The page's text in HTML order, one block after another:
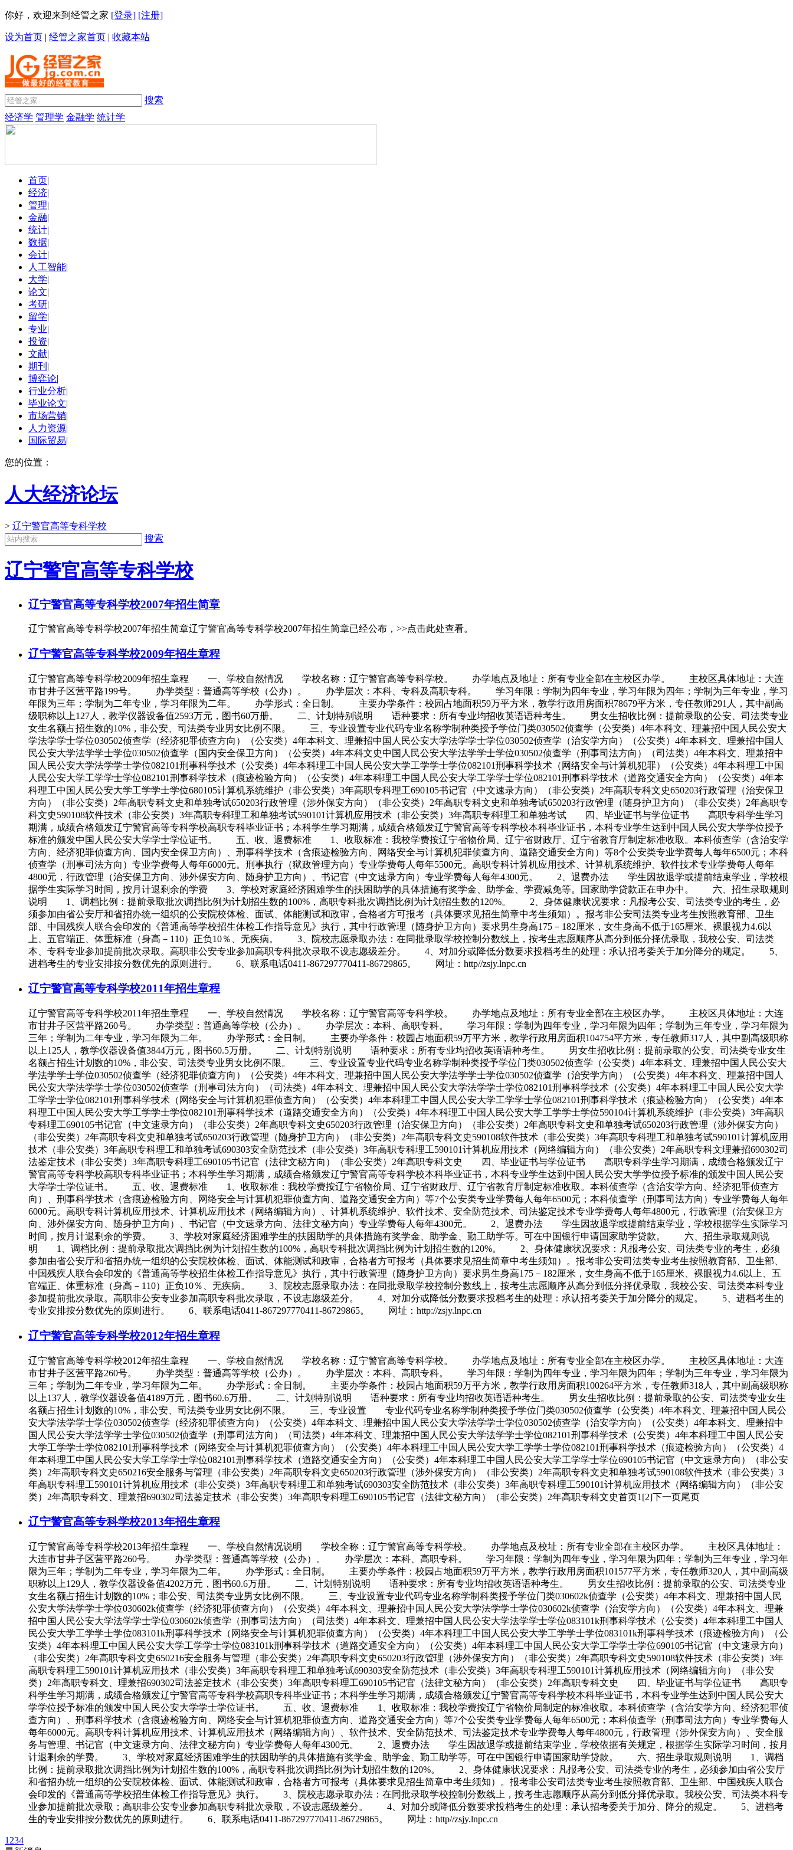
你好，欢迎来到经管之家 [登录] [注册]
设为首页 | 经管之家首页 | 收藏本站
搜索
经济学 管理学 金融学 统计学
首页|
经济|
管理|
金融|
统计|
数据|
会计|
人工智能|
大学|
论文|
考研|
留学|
专业|
投资|
文献|
期刊 |
博弈论|
行业分析|
毕业论文|
市场营销|
人力资源|
国际贸易|
您的位置：
人大经济论坛
> 辽宁警官高等专科学校
搜索
辽宁警官高等专科学校
辽宁警官高等专科学校2007年招生简章
辽宁警官高等专科学校2007年招生简章辽宁警官高等专科学校2007年招生简章已经公布，>>点击此处查看。
辽宁警官高等专科学校2009年招生章程
辽宁警官高等专科学校2009年招生章程 一、学校自然情况 学校名称：辽宁警官高等专科学校。 办学地点及地址：所有专业全部在主校区办学。 主校区具体地址：大连
市甘井子区营平路199号。 办学类型：普通高等学校（公办）。 办学层次：本科、专科及高职专科。 学习年限：学制为四年专业，学习年限为四年；学制为三年专业，学习
年限为三年；学制为二年专业，学习年限为二年。 办学形式：全日制。 主要办学条件：校园占地面积59万平方米，教学行政用房面积78679平方米，专任教师291人，其中副高
级职称以上127人，教学仪器设备值2593万元，图书60万册。 二、计划特别说明 语种要求：所有专业均招收英语语种考生。 男女生招收比例：提前录取的公安、司法类专业
女生名额占招生数的10%，非公安、司法类专业男女比例不限。 三、专业设置专业代码专业名称学制种类授予学位门类030502侦查学（公安类）4年本科文、理兼招中国人民公安大
学法学学士学位030502侦查学（经济犯罪侦查方向）（公安类）4年本科文、理兼招中国人民公安大学法学学士学位030502侦查学（治安学方向）（公安类）4年本科文、理兼招中国人
民公安大学法学学士学位030502侦查学（国内安全保卫方向）（公安类）4年本科文史中国人民公安大学法学学士学位030502侦查学（刑事司法方向）（司法类）4年本科文、理兼招中
国人民公安大学法学学士学位082101刑事科学技术（公安类）4年本科理工中国人民公安大学工学学士学位082101刑事科学技术（网络安全与计算机犯罪）（公安类）4年本科理工中国
人民公安大学工学学士学位082101刑事科学技术（痕迹检验方向）（公安类）4年本科理工中国人民公安大学工学学士学位082101刑事科学技术（道路交通安全方向）（公安类）4年本
科理工中国人民公安大学工学学士学位680105计算机系统维护（非公安类）3年高职专科理工690105书记官（中文速录方向）（非公安类）2年高职专科文史650203行政管理（治安保卫
方向）（非公安类）2年高职专科文史和单独考试650203行政管理（涉外保安方向）（非公安类）2年高职专科文史和单独考试650203行政管理（随身护卫方向）（非公安类）2年高职专
科文史590108软件技术（非公安类）3年高职专科理工和单独考试590101计算机应用技术（非公安类）3年高职专科理工和单独考试 四、毕业证书与学位证书 高职专科学生学习
期满，成绩合格颁发辽宁警官高等专科学校高职专科毕业证书；本科学生学习期满，成绩合格颁发辽宁警官高等专科学校本科毕业证书，本科专业学生达到中国人民公安大学学位授予
标准的颁发中国人民公安大学学士学位证书。 五、收、退费标准 1、收取标准：我校学费按辽宁省物价局、辽宁省财政厅、辽宁省教育厅制定标准收取。本科侦查学（含治安学
方向、经济犯罪侦查方向、国内安全保卫方向）、刑事科学技术（含痕迹检验方向、网络安全与计算机犯罪侦查方向、道路交通安全方向）等8个公安类专业学费每人每年6500元；本科
侦查学（刑事司法方向）专业学费每人每年6000元。刑事执行（狱政管理方向）专业学费每人每年5500元。高职专科计算机应用技术、计算机系统维护、软件技术专业学费每人每年
4800元，行政管理（治安保卫方向、涉外保安方向、随身护卫方向）、书记官（中文速录方向）专业学费每人每年4300元。 2、退费办法 学生因故退学或提前结束学业，学校根
据学生实际学习时间，按月计退剩余的学费 3、学校对家庭经济困难学生的扶困助学的具体措施有奖学金、助学金、学费减免等。国家助学贷款正在申办中。 六、招生录取规则
说明 1、调档比例：提前录取批次调挡比例为计划招生数的100%，高职专科批次调挡比例为计划招生数的120%。 2、身体健康状况要求：凡报考公安、司法类专业的考生，必
须参加由省公安厅和省招办统一组织的公安院校体检、面试、体能测试和政审，合格者方可报考（具体要求见招生简章中考生须知）。报考非公安司法类专业考生按照教育部、卫生
部、中国残疾人联合会印发的《普通高等学校招生体检工作指导意见》执行，其中行政管理（随身护卫方向）要求男生身高175－182厘米，女生身高不低于165厘米、裸眼视力4.6以
上、五官端正、体重标准（身高－110）正负10％、无疾病。 3、院校志愿录取办法：在同批录取学校控制分数线上，按考生志愿顺序从高分到低分择优录取，我校公安、司法类
本、专科专业参加提前批次录取。高职非公安专业参加高职专科批次录取不设志愿级差分。 4、对加分或降低分数要求投档考生的处理：承认招考委关于加分降分的规定。 5、
进档考生的专业安排按分数优先的原则进行。 6、联系电话0411-867297770411-86729865。 网址：http//zsjy.lnpc.cn
辽宁警官高等专科学校2011年招生章程
辽宁警官高等专科学校2011年招生章程 一、学校自然情况 学校名称：辽宁警官高等专科学校。 办学地点及地址：所有专业全部在主校区办学。 主校区具体地址：大连
市甘井子区营平路260号。 办学类型：普通高等学校（公办）。 办学层次：本科、高职专科。 学习年限：学制为四年专业，学习年限为四年；学制为三年专业，学习年限为
三年；学制为二年专业，学习年限为二年。 办学形式：全日制。 主要办学条件：校园占地面积59万平方米，教学行政用房面积104754平方米，专任教师317人，其中副高级职称
以上125人，教学仪器设备值3844万元，图书60.5万册。 二、计划特别说明 语种要求：所有专业均招收英语语种考生。 男女生招收比例：提前录取的公安、司法类专业女生
名额占招生计划数的10%，非公安、司法类专业男女比例不限。 三、专业设置专业代码专业名称学制种类授予学位门类030502侦查学（公安类）4年本科文、理兼招中国人民公安大
学法学学士学位030502侦查学（经济犯罪侦查方向）（公安类）4年本科文、理兼招中国人民公安大学法学学士学位030502侦查学（治安学方向）（公安类）4年本科文、理兼招中国人
民公安大学法学学士学位030502侦查学（刑事司法方向）（司法类）4年本科文、理兼招中国人民公安大学法学学士学位082101刑事科学技术（公安类）4年本科理工中国人民公安大学
工学学士学位082101刑事科学技术（网络安全与计算机犯罪侦查方向）（公安类）4年本科理工中国人民公安大学工学学士学位082101刑事科学技术（痕迹检验方向）（公安类）4年本
科理工中国人民公安大学工学学士学位082101刑事科学技术（道路交通安全方向）（公安类）4年本科理工中国人民公安大学工学学士学位590104计算机系统维护（非公安类）3年高职
专科理工690105书记官（中文速录方向）（非公安类）2年高职专科文史650203行政管理（治安保卫方向）（非公安类）2年高职专科文史和单独考试650203行政管理（涉外保安方向）
（非公安类）2年高职专科文史和单独考试650203行政管理（随身护卫方向）（非公安类）2年高职专科文史590108软件技术（非公安类）3年高职专科理工和单独考试590101计算机应用
技术（非公安类）3年高职专科理工和单独考试690303安全防范技术（非公安类）3年高职专科理工590101计算机应用技术（网络编辑方向）（非公安类）2年高职专科文理兼招690302司
法鉴定技术（非公安类）3年高职专科理工690105书记官（法律文秘方向）（非公安类）2年高职专科文史 四、毕业证书与学位证书 高职专科学生学习期满，成绩合格颁发辽宁
警官高等专科学校高职专科毕业证书；本科学生学习期满，成绩合格颁发辽宁警官高等专科学校本科毕业证书，本科专业学生达到中国人民公安大学学位授予标准的颁发中国人民公安
大学学士学位证书。 五、收、退费标准 1、收取标准：我校学费按辽宁省物价局、辽宁省财政厅、辽宁省教育厅制定标准收取。本科侦查学（含治安学方向、经济犯罪侦查方
向）、刑事科学技术（含痕迹检验方向、网络安全与计算机犯罪侦查方向、道路交通安全方向）等7个公安类专业学费每人每年6500元；本科侦查学（刑事司法方向）专业学费每人每年
6000元。高职专科计算机应用技术、计算机应用技术（网络编辑方向）、计算机系统维护、软件技术、安全防范技术、司法鉴定技术专业学费每人每年4800元，行政管理（治安保卫方
向、涉外保安方向、随身护卫方向）、书记官（中文速录方向、法律文秘方向）专业学费每人每年4300元。 2、退费办法 学生因故退学或提前结束学业，学校根据学生实际学习
时间，按月计退剩余的学费。 3、学校对家庭经济困难学生的扶困助学的具体措施有奖学金、助学金、勤工助学等。可在中国银行申请国家助学贷款。 六、招生录取规则说
明 1、调档比例：提前录取批次调挡比例为计划招生数的100%，高职专科批次调挡比例为计划招生数的120%。 2、身体健康状况要求：凡报考公安、司法类专业的考生，必须
参加由省公安厅和省招办统一组织的公安院校体检、面试、体能测试和政审，合格者方可报考（具体要求见招生简章中考生须知）。报考非公安司法类专业考生按照教育部、卫生部、
中国残疾人联合会印发的《普通高等学校招生体检工作指导意见》执行，其中行政管理（随身护卫方向）要求男生身高175－182厘米，女生身高不低于165厘米、裸眼视力4.6以上、五
官端正、体重标准（身高－110）正负10％、无疾病。 3、院校志愿录取办法：在同批录取学校控制分数线上，按考生志愿顺序从高分到低分择优录取，我校公安、司法类本科专业
参加提前批次录取。高职非公安专业参加高职专科批次录取，不设志愿级差分。 4、对加分或降低分数要求投档考生的处理：承认招考委关于加分降分的规定。 5、进档考生的
专业安排按分数优先的原则进行。 6、联系电话0411-867297770411-86729865。 网址：http://zsjy.lnpc.cn
辽宁警官高等专科学校2012年招生章程
辽宁警官高等专科学校2012年招生章程 一、学校自然情况 学校名称：辽宁警官高等专科学校。 办学地点及地址：所有专业全部在主校区办学。 主校区具体地址：大连
市甘井子区营平路260号。 办学类型：普通高等学校（公办）。 办学层次：本科、高职专科。 学习年限：学制为四年专业，学习年限为四年；学制为三年专业，学习年限为
三年；学制为二年专业，学习年限为二年。 办学形式：全日制。 主要办学条件：校园占地面积59万平方米，教学行政用房面积100264平方米，专任教师318人，其中副高级职称
以上137人，教学仪器设备值4189万元，图书60.6万册。 二、计划特别说明 语种要求：所有专业均招收英语语种考生。 男女生招收比例：提前录取的公安、司法类专业女生
名额占招生计划数的10%，非公安、司法类专业男女比例不限。 三、专业设置 专业代码专业名称学制种类授予学位门类030502侦查学（公安类）4年本科文、理兼招中国人民公
安大学法学学士学位030502侦查学（经济犯罪侦查方向）（公安类）4年本科文、理兼招中国人民公安大学法学学士学位030502侦查学（治安学方向）（公安类）4年本科文、理兼招中
国人民公安大学法学学士学位030502侦查学（刑事司法方向）（司法类）4年本科文、理兼招中国人民公安大学法学学士学位082101刑事科学技术（公安类）4年本科理工中国人民公安
大学工学学士学位082101刑事科学技术（网络安全与计算机犯罪侦查方向）（公安类）4年本科理工中国人民公安大学工学学士学位082101刑事科学技术（痕迹检验方向）（公安类）4
年本科理工中国人民公安大学工学学士学位082101刑事科学技术（道路交通安全方向）（公安类）4年本科理工中国人民公安大学工学学士学位690105书记官（中文速录方向）（非公安
类）2年高职专科文史650216安全服务与管理（非公安类）2年高职专科文史650203行政管理（涉外保安方向）（非公安类）2年高职专科文史和单独考试590108软件技术（非公安类）3
年高职专科理工590101计算机应用技术（非公安类）3年高职专科理工和单独考试690303安全防范技术（非公安类）3年高职专科理工590101计算机应用技术（网络编辑方向）（非公安
类）2年高职专科文、理兼招690302司法鉴定技术（非公安类）3年高职专科理工690105书记官（法律文秘方向）（非公安类）2年高职专科文史首页1[2]下一页尾页
辽宁警官高等专科学校2013年招生章程
辽宁警官高等专科学校2013年招生章程 一、学校自然情况说明 学校全称：辽宁警官高等专科学校。 办学地点及校址：所有专业全部在主校区办学。 主校区具体地址：
大连市甘井子区营平路260号。 办学类型：普通高等学校（公办）。 办学层次：本科、高职专科。 学习年限：学制为四年专业，学习年限为四年；学制为三年专业，学习年
限为三年；学制为二年专业，学习年限为二年。 办学形式：全日制。 主要办学条件：校园占地面积59万平方米，教学行政用房面积101577平方米，专任教师320人，其中副高级
职称以上129人，教学仪器设备值4202万元，图书60.6万册。 二、计划特别说明 语种要求：所有专业均招收英语语种考生。 男女生招收比例：提前录取的公安、司法类专业
女生名额占招生计划数的10%；非公安、司法类专业男女比例不限。 三、专业设置专业代码专业名称学制科类授予学位门类030602k侦查学（公安类）4年本科文、理兼招中国人民
公安大学法学学士学位030602k侦查学（经济犯罪侦查方向）（公安类）4年本科文、理兼招中国人民公安大学法学学士学位030602k侦查学（治安学方向）（公安类）4年本科文、理兼
招中国人民公安大学法学学士学位030602k侦查学（刑事司法方向）（司法类）4年本科文、理兼招中国人民公安大学法学学士学位083101k刑事科学技术（公安类）4年本科理工中国人
民公安大学工学学士学位083101k刑事科学技术（网络安全与计算机犯罪侦查方向）（公安类）4年本科理工中国人民公安大学工学学士学位083101k刑事科学技术（痕迹检验方向）（公
安类）4年本科理工中国人民公安大学工学学士学位083101k刑事科学技术（道路交通安全方向）（公安类）4年本科理工中国人民公安大学工学学士学位690105书记官（中文速录方向）
（非公安类）2年高职专科文史650216安全服务与管理（非公安类）2年高职专科文史650203行政管理（涉外保安方向）（非公安类）2年高职专科文史590108软件技术（非公安类）3年
高职专科理工590101计算机应用技术（非公安类）3年高职专科理工和单独考试690303安全防范技术（非公安类）3年高职专科理工590101计算机应用技术（网络编辑方向）（非公安
类）2年高职专科文、理兼招690302司法鉴定技术（非公安类）3年高职专科理工690105书记官（法律文秘方向）（非公安类）2年高职专科文史 四、毕业证书与学位证书 高职专
科学生学习期满，成绩合格颁发辽宁警官高等专科学校高职专科毕业证书；本科学生学习期满，成绩合格颁发辽宁警官高等专科学校本科毕业证书，本科专业学生达到中国人民公安大
学学位授予标准的颁发中国人民公安大学学士学位证书。 五、收、退费标准 1、收取标准：我校学费按辽宁省物价局制定的标准收取。本科侦查学（含治安学方向、经济犯罪侦
查方向）、刑事科学技术（含痕迹检验方向、网络安全与计算机犯罪侦查方向、道路交通安全方向）等7个公安类专业学费每人每年6500元；本科侦查学（刑事司法方向）专业学费每人
每年6000元。高职专科计算机应用技术、计算机应用技术（网络编辑方向）、软件技术、安全防范技术、司法鉴定技术专业学费每人每年4800元，行政管理（涉外保安方向）、安全服
务与管理、书记官（中文速录方向、法律文秘方向）专业学费每人每年4300元。 2、退费办法 学生因故退学或提前结束学业，学校依据有关规定，根据学生实际学习时间，按月
计退剩余的学费。 3、学校对家庭经济困难学生的扶困助学的具体措施有奖学金、助学金、勤工助学等。可在中国银行申请国家助学贷款。 六、招生录取规则说明 1、调档
比例：提前录取批次调挡比例为计划招生数的100%，高职专科批次调挡比例为计划招生数的120%。 2、身体健康状况要求：凡报考公安、司法类专业的考生，必须参加由省公安厅
和省招办统一组织的公安院校体检、面试、体能测试和政审，合格者方可报考（具体要求见招生简章中考生须知）。报考非公安司法类专业考生按照教育部、卫生部、中国残疾人联合
会印发的《普通高等学校招生体检工作指导意见》执行。 3、院校志愿录取办法：在同批录取学校控制分数线上，按考生志愿顺序从高分到低分择优录取。我校公安、司法类本科专
业参加提前批次录取；高职非公安专业参加高职专科批次录取，不设志愿级差分。 4、对加分或降低分数要求投档考生的处理：承认招考委关于加分、降分的规定。 5、进档考
生的专业安排按分数优先的原则进行。 6、联系电话0411-867297770411-86729865。 网址：http//zsjy.lnpc.cn
1 234